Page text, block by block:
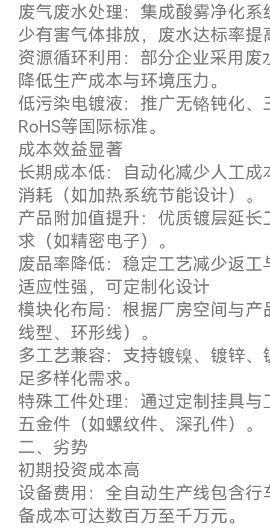
废气废水处理：集成酸雾净化
少有害气体排放，废水达标率提
资源循环利用：部分企业采用
降低生产成本与环境压力。
低污染电镀液：推广无铬钝化
RoHS等国际标准。
成本效益显著
长期成本低：自动化减少人工
消耗（如加热系统节能设计）。
产品附加值提升：优质镀层延
求（如精密电子）。
废品率降低：稳定工艺减少返
适应性强，可定制化设计
模块化布局：根据厂房空间与
线型、环形线）。
多工艺兼容：支持镀镍、镀锌
足多样化需求。
特殊工件处理：通过定制挂具
五金件（如螺纹件、深孔件）。
二、劣势
初期投资成本高
设备费用：全自动生产线包含
备成本可达数百万至千万元。